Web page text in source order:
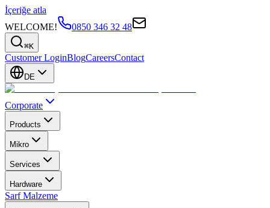
İçeriğe atla
WELCOME!
0850 346 32 48
⌘K
Customer LoginBlogCareersContact
DE
Corporate
Products
Mikro
Services
Hardware
Sarf Malzeme